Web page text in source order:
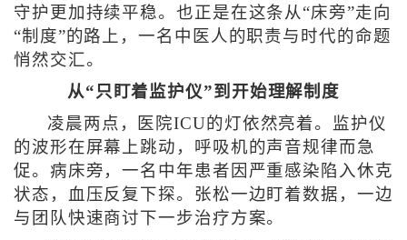
守护更加持续平稳。也正是在这条从“床旁”走向
“制度”的路上，一名中医人的职责与时代的命题
悄然交汇。
从“只盯着监护仪”到开始理解制度
凌晨两点，医院ICU的灯依然亮着。监护仪
的波形在屏幕上跳动，呼吸机的声音规律而急
促。病床旁，一名中年患者因严重感染陷入休克
状态，血压反复下探。张松一边盯着数据，一边
与团队快速商讨下一步治疗方案。